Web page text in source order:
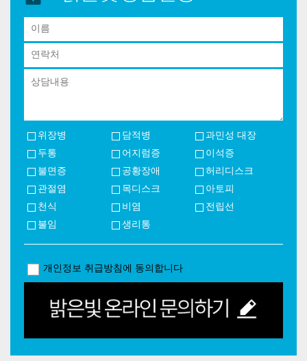
위장병 담적병
과민성 대장
두통
어지럼증
이석증
불면증
공황장애
허리디스크
관절염
목디스크
아토피
천식
비염
전립선
불임
생리통
개인정보 취급방침에 동의합니다